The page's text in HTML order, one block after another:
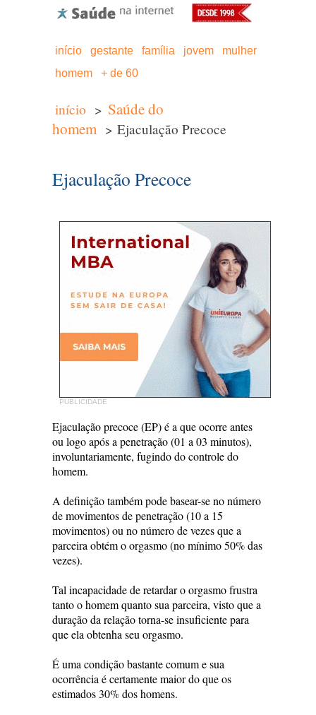
início gestante família jovem
mulher
homem
+ de 60
início > Saúde do
homem > Ejaculação Precoce
Ejaculação Precoce
PUBLICIDADE
Ejaculação precoce (EP) é a que ocorre antes
ou logo após a penetração (01 a 03 minutos),
involuntariamente, fugindo do controle do
homem.
A definição também pode basear-se no número
de movimentos de penetração (10 a 15
movimentos) ou no número de vezes que a
parceira obtém o orgasmo (no mínimo 50% das
vezes).
Tal incapacidade de retardar o orgasmo frustra
tanto o homem quanto sua parceira, visto que a
duração da relação torna-se insuficiente para
que ela obtenha seu orgasmo.
É uma condição bastante comum e sua
ocorrência é certamente maior do que os
estimados 30% dos homens.